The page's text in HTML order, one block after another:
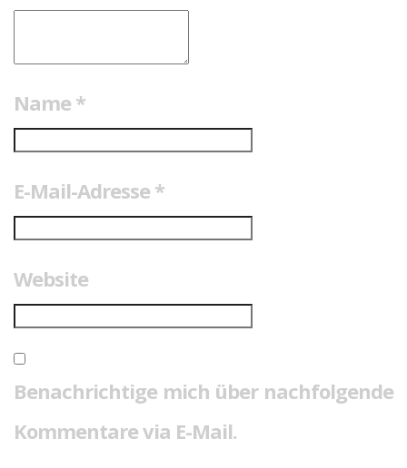
Name *
E-Mail-Adresse *
Website
Benachrichtige mich über nachfolgende
Kommentare via E-Mail.